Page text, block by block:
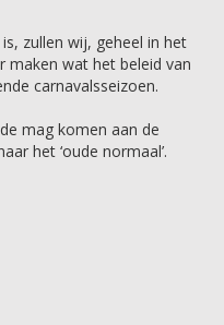
zullen wij, geheel in het
maken wat het beleid van
carnavalsseizoen.
mag komen aan de
het ‘oude normaal’.